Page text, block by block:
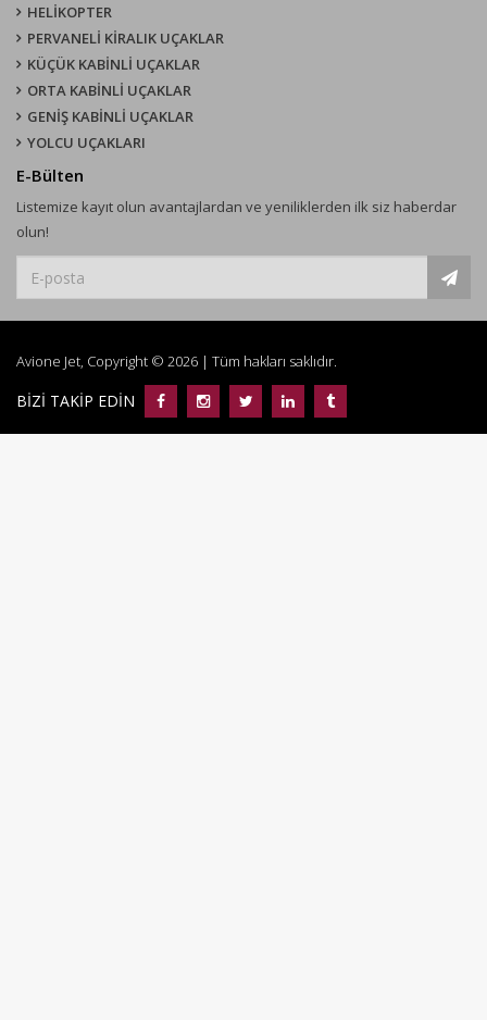
HELİKOPTER
PERVANELİ KİRALIK UÇAKLAR
KÜÇÜK KABİNLİ UÇAKLAR
ORTA KABİNLİ UÇAKLAR
GENİŞ KABİNLİ UÇAKLAR
YOLCU UÇAKLARI
E-Bülten
Listemize kayıt olun avantajlardan ve yeniliklerden ilk siz haberdar
olun!
Avione Jet, Copyright © 2026 | Tüm hakları saklıdır.
BİZİ TAKİP EDİN